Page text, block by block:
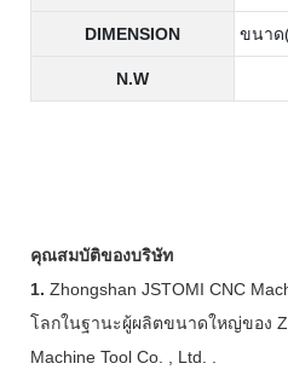
DIMENSION ขนาด
N.W
คุณสมบัติของบริษัท
1. Zhongshan JSTOMI CNC
โลกในฐานะผู้ผลิตขนาดใหญ่ของ
Machine Tool Co. , Ltd. .